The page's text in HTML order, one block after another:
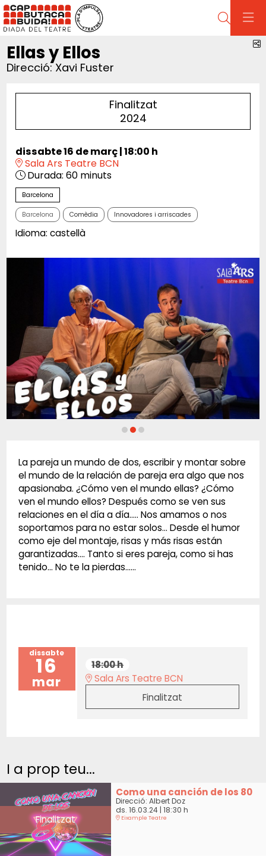
Cerca
Ellas y Ellos
Direcció: Xavi Fuster
Finalitzat
2024
dissabte 16 de març|18:00 h
Sala Ars Teatre BCN
Durada: 60 minuts
Barcelona
Barcelona Comèdia Innovadores i arriscades
Idioma: castellà
La pareja un mundo de dos, escribir y montar sobre
el mundo de la relación de pareja era algo que nos
apasionaba. ¿Cómo ven el mundo ellas? ¿Cómo
ven el mundo ellos? Después como se ven sus
relaciones en el día a día….. Nos amamos o nos
soportamos para no estar solos… Desde el humor
como eje del montaje, risas y más risas están
garantizadas…. Tanto si eres pareja, como si has
tenido… No te la pierdas……
dissabte
16
mar
18:00 h
Sala Ars Teatre BCN
Finalitzat
I a prop teu...
Finalitzat
Como una canción de los 80
Direcció: Albert Doz
ds. 16.03.24| 18:30 h
Eixample Teatre